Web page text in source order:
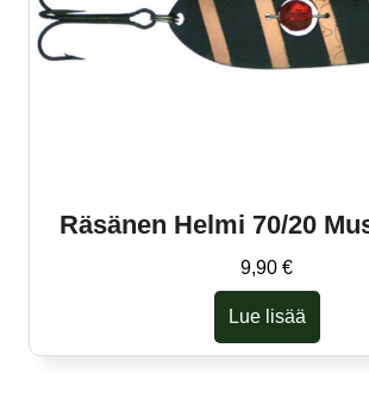
Räsänen Helmi 70/20
9,90 €
Lue lisää